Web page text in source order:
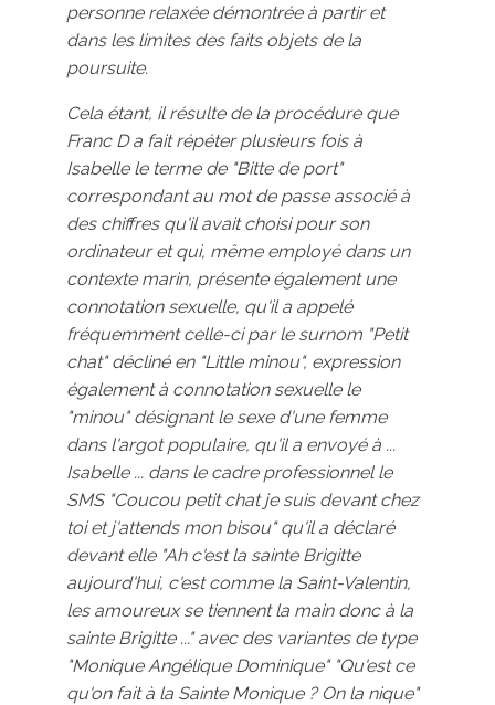
personne relaxée démontrée à partir et
dans les limites des faits objets de la
poursuite.
Cela étant, il résulte de la procédure que
Franc D a fait répéter plusieurs fois à
Isabelle le terme de "Bitte de port"
correspondant au mot de passe associé à
des chiffres qu'il avait choisi pour son
ordinateur et qui, même employé dans un
contexte marin, présente également une
connotation sexuelle, qu'il a appelé
fréquemment celle-ci par le surnom "Petit
chat" décliné en "Little minou", expression
également à connotation sexuelle le
"minou" désignant le sexe d'une femme
dans l'argot populaire, qu'il a envoyé à ...
Isabelle ... dans le cadre professionnel le
SMS "Coucou petit chat je suis devant chez
toi et j'attends mon bisou" qu'il a déclaré
devant elle "Ah c'est la sainte Brigitte
aujourd'hui, c'est comme la Saint-Valentin,
les amoureux se tiennent la main donc à la
sainte Brigitte ..." avec des variantes de type
"Monique Angélique Dominique" "Qu'est ce
qu'on fait à la Sainte Monique ? On la nique"